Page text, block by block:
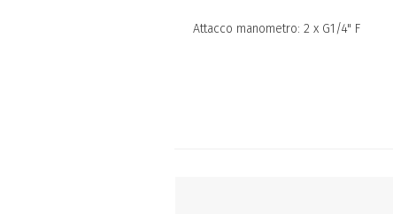
Attacco manometro: 2 x G1/4" F